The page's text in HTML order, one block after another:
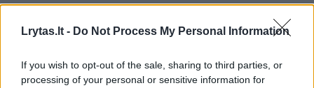
Lrytas.lt - Do Not Process My Personal Information
If you wish to opt-out of the sale, sharing to third parties, or
processing of your personal or sensitive information for
Savaitės pradžia su lietumi ir perkūnija: temperatūra
dar sieks 30 laipsnių